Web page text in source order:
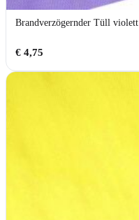
Brandverzögernder Tüll violett
€4,75